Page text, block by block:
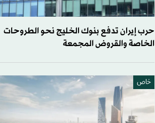
حرب إيران تدفع بنوك الخليج نحو الطروحات
الخاصة والقروض المجمعة
خاص